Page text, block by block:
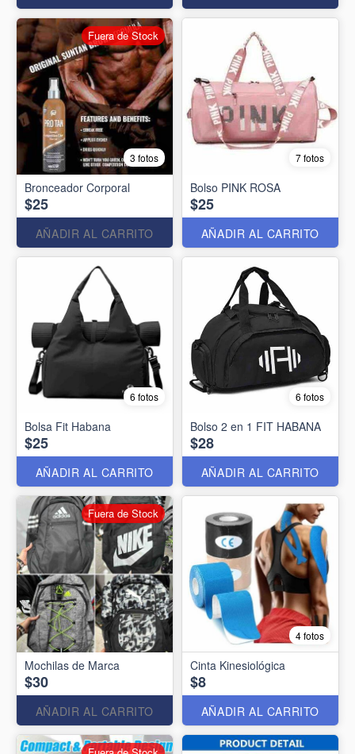
3 fotos
Bronceador Corporal
$25
AÑADIR AL CARRITO
Fuera de Stock
7 fotos
Bolso PINK ROSA
$25
AÑADIR AL CARRITO
6 fotos
Bolsa Fit Habana
$25
AÑADIR AL CARRITO
6 fotos
Bolso 2 en 1 FIT HABANA
$28
AÑADIR AL CARRITO
Mochilas de Marca
$30
AÑADIR AL CARRITO
Fuera de Stock
4 fotos
Cinta Kinesiológica
$8
AÑADIR AL CARRITO